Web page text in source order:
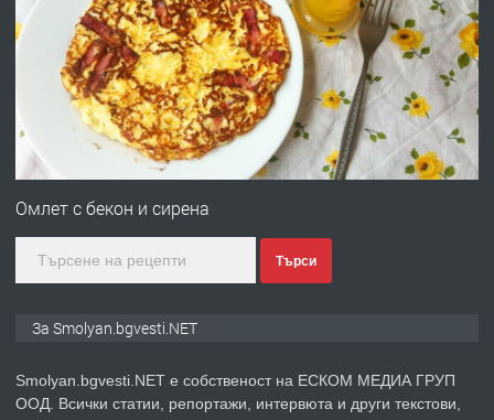
ПРЕДЛАГА
УДЪЛЖАВАНЕ НА ЧОВЕШКИЯТ
ЖИВОТ И ПОДОБРЯВАНЕ НА
НЕГОВОТО КАЧЕСТВО
преди 2 години
ПРЕДЛАГА Имот в Северна Гърция, до Кавала
преди 2 години
Омлет с бекон и сирена
Търси
За Smolyan.bgvesti.NET
Smolyan.bgvesti.NET е собственост на ЕСКОМ МЕДИА ГРУП
ООД. Всички статии, репортажи, интервюта и други текстови,